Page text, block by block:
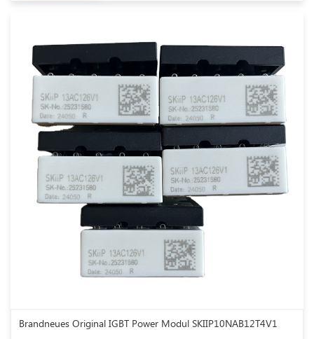
Brandneues Original IGBT Power Modul SKIIP10NAB12T4V1